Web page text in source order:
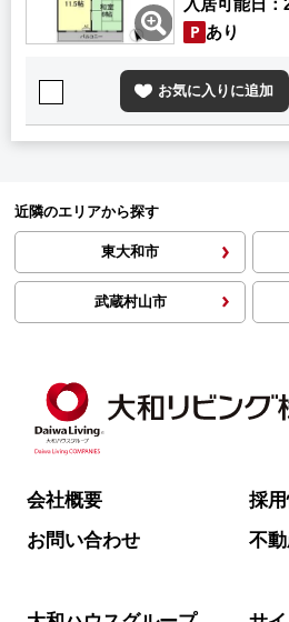
入居可能日
あり
お気に入りに追加
近隣のエリアから探す
東大和市
武蔵村山市
会社概要
採
お問い合わせ
不